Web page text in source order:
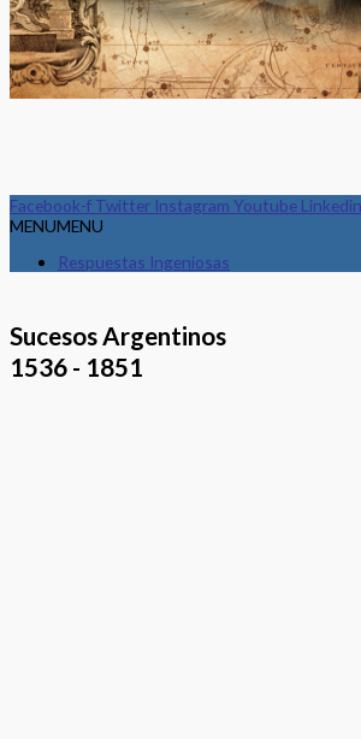
Facebook-f Twitter Instagram Youtube Linkedin
MENUMENU
Respuestas Ingeniosas
Sucesos Argentinos
1536 - 1851